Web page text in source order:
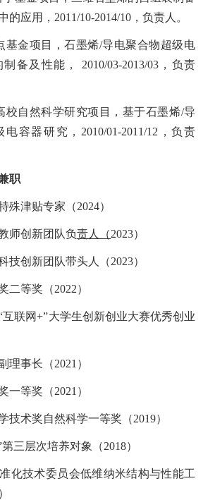
的应用， 2011/10-2014/10 ，负责人。
基金项目，石墨烯/导电聚合物超级电
备及性能，
2010/03-2013/03，负责
校自然科学研究项目，基于石墨烯/导
容器研究， 2010/01-2011/12 ，负责
职
殊津贴专家（2024）
师创新团队负责人（2023）
技创新团队带头人（2023）
二等奖（2022）
互联网+”大学生创新创业大赛优秀创业
理事长（2021 ）
一等奖（2021 ）
技术奖自然科学一等奖（2019）
第三层次培养对象（2018）
化技术委员会低维纳米结构与性能工
）